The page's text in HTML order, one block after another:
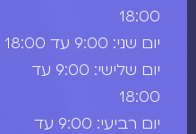
18:00
יום שני: 9:00 עד 18:00
יום שלישי: 9:00 עד
18:00
יום רביעי: 9:00 עד